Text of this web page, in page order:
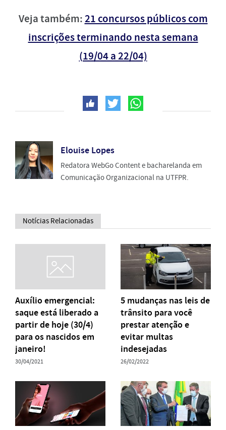
Veja também:21 concursos públicos com
inscrições terminando nesta semana
(19/04 a 22/04)
Elouise Lopes
Redatora WebGo Content e bacharelanda em
Comunicação Organizacional na UTFPR.
Notícias Relacionadas
Auxílio emergencial:
saque está liberado a
partir de hoje (30/4)
para os nascidos em
janeiro!
30/04/2021
5 mudanças nas leis de
trânsito para você
prestar atenção e
evitar multas
indesejadas
26/02/2022